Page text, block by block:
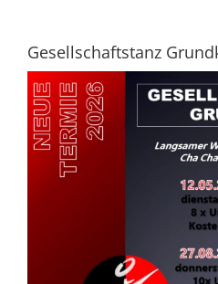
Gesellschaftstanz
Zeige
grösseres
Bild